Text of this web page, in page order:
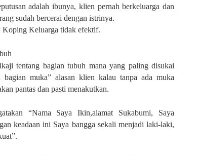
adalah ibunya, klien pernah berkeluarga dan
sudah bercerai dengan istrinya.
Koping Keluarga tidak efektif.
tentang bagian tubuh mana yang paling disukai
bagian muka” alasan klien kalau tanpa ada muka
pantas dan pasti menakutkan.
“Nama Saya Ikin,alamat Sukabumi, Saya
keadaan ini Saya bangga sekali menjadi laki-laki,